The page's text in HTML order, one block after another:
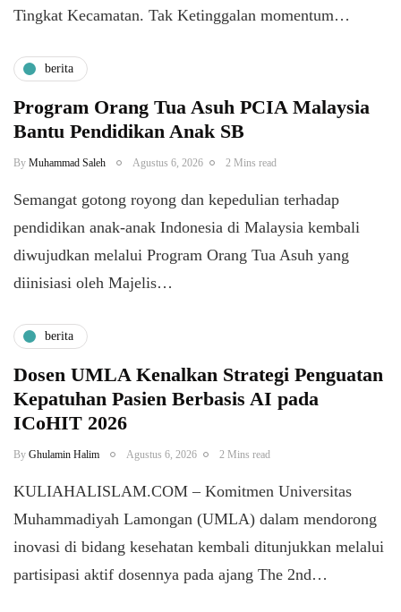
Tingkat Kecamatan. Tak Ketinggalan momentum…
berita
Program Orang Tua Asuh PCIA Malaysia
Bantu Pendidikan Anak SB
By Muhammad Saleh Agustus 6, 2026 2 Mins read
​Semangat gotong royong dan kepedulian terhadap
pendidikan anak-anak Indonesia di Malaysia kembali
diwujudkan melalui Program Orang Tua Asuh yang
diinisiasi oleh Majelis…
berita
Dosen UMLA Kenalkan Strategi Penguatan
Kepatuhan Pasien Berbasis AI pada
ICoHIT 2026
By Ghulamin Halim Agustus 6, 2026 2 Mins read
KULIAHALISLAM.COM – Komitmen Universitas
Muhammadiyah Lamongan (UMLA) dalam mendorong
inovasi di bidang kesehatan kembali ditunjukkan melalui
partisipasi aktif dosennya pada ajang The 2nd…